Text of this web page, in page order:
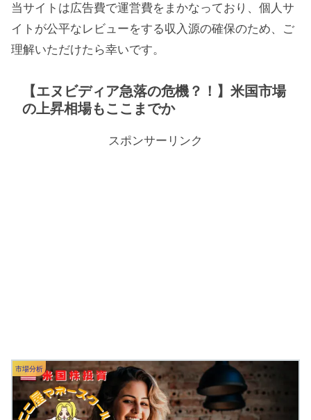
当サイトは広告費で運営費をまかなっており、個人サ
イトが公平なレビューをする収入源の確保のため、ご
理解いただけたら幸いです。
【エヌビディア急落の危機？！】米国市場
の上昇相場もここまでか
スポンサーリンク
市場分析